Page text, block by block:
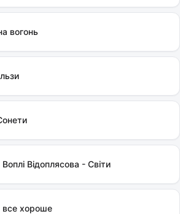
вогонь
Відоплясова - Світи
все хороше